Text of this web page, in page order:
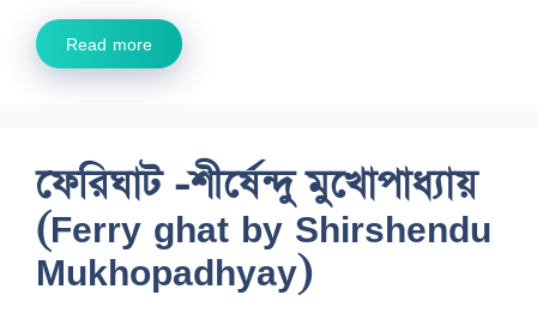
Read more
ফেরিঘাট -শীর্ষেন্দু মুখোপাধ্যায়
(Ferry ghat by Shirshendu
Mukhopadhyay)